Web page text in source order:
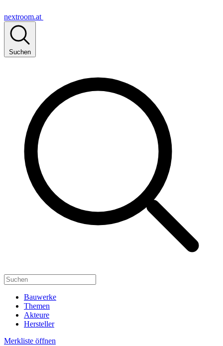
nextroom.at
Suchen
Bauwerke
Themen
Akteure
Hersteller
Merkliste öffnen